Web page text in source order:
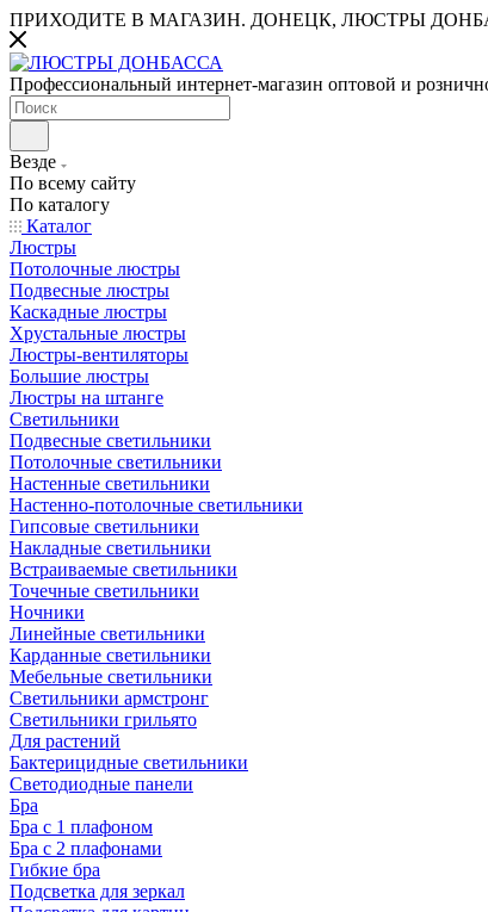
ПРИХОДИТЕ В МАГАЗИН. ДОНЕЦК, ЛЮСТРЫ
Профессиональный интернет-магазин оптовой и
Везде
По всему сайту
По каталогу
Каталог
Люстры
Потолочные люстры
Подвесные люстры
Каскадные люстры
Хрустальные люстры
Люстры-вентиляторы
Большие люстры
Люстры на штанге
Светильники
Подвесные светильники
Потолочные светильники
Настенные светильники
Настенно-потолочные светильники
Гипсовые светильники
Накладные светильники
Встраиваемые светильники
Точечные светильники
Ночники
Линейные светильники
Карданные светильники
Мебельные светильники
Светильники армстронг
Светильники грильято
Для растений
Бактерицидные светильники
Светодиодные панели
Бра
Бра с 1 плафоном
Бра с 2 плафонами
Гибкие бра
Подсветка для зеркал